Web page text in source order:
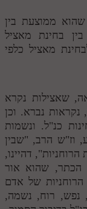
ממוצעת בין
בחינת מאציל
מאציל כלפי
שאצילות נקרא
נקראות נברא. וכן
כנ"ל. ונשמות
וז"ש הרב, "שבין
דהיינו,
הכתר, שהוא אור
הרוחניות של אדם
נפש, רוח, נשמה,